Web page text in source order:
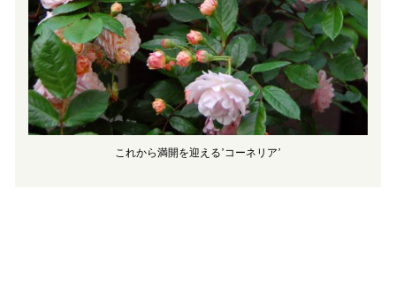
これから満開を迎える’コーネリア’